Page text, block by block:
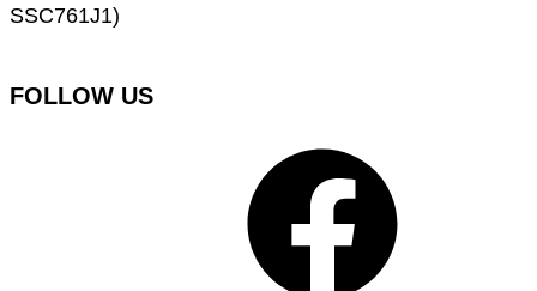
SSC761J1)
FOLLOW US